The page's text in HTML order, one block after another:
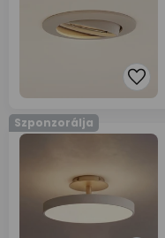
Szponzorálja